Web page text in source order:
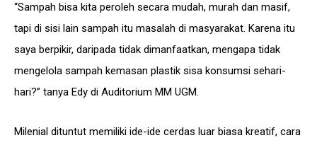
“Sampah bisa kita peroleh secara mudah, murah dan masif,
tapi di sisi lain sampah itu masalah di masyarakat. Karena itu
saya berpikir, daripada tidak dimanfaatkan, mengapa tidak
mengelola sampah kemasan plastik sisa konsumsi sehari-
hari?” tanya Edy di Auditorium MM UGM.
Milenial dituntut memiliki ide-ide cerdas luar biasa kreatif, cara